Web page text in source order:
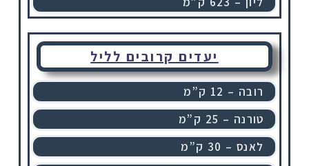
יעדים קרובים לליל
רובה – 12 ק”מ
טורנה – 25 ק”מ
לאנס – 30 ק”מ